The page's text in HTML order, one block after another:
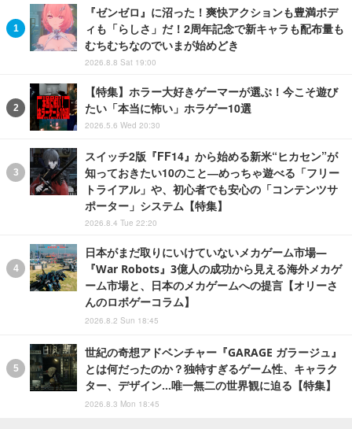
『ゼンゼロ』に沼った！爽快アクションも豊満ボデ
ィも「らしさ」だ！2周年記念で新キャラも配布量も
むちむちなのでいまが始めどき
2026.8.8 Sat 19:00
【特集】ホラー大好きゲーマーが選ぶ！今こそ遊び
たい「本当に怖い」ホラゲー10選
2026.5.6 Wed 20:30
スイッチ2版『FF14』から始める新米“ヒカセン”が
知っておきたい10のこと―めっちゃ遊べる「フリー
トライアル」や、初心者でも安心の「コンテンツサ
ポーター」システム【特集】
2026.8.4 Tue 22:20
日本がまだ取りにいけていないメカゲーム市場―
『War Robots』3億人の成功から見える海外メカゲ
ーム市場と、日本のメカゲームへの提言【オリーさ
んのロボゲーコラム】
2026.8.2 Sun 18:45
世紀の奇想アドベンチャー『GARAGE ガラージュ』
とは何だったのか？独特すぎるゲーム性、キャラク
ター、デザイン…唯一無二の世界観に迫る【特集】
2026.8.3 Mon 18:45